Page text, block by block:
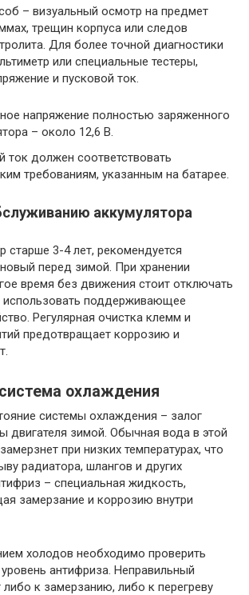
– визуальный осмотр на предмет
трещин корпуса или следов
Для более точной диагностики
или специальные тестеры,
и пусковой ток.
напряжение полностью заряженного
– около 12,6 В.
ток должен соответствовать
требованиям, указанным на батарее.
аккумулятора
старше 3-4 лет, рекомендуется
перед зимой. При хранении
время без движения стоит отключать
использовать поддерживающее
Регулярная очистка клемм и
предотвращает коррозию и
охлаждения
системы охлаждения – залог
двигателя зимой. Обычная вода в этой
при низких температурах, что
радиатора, шлангов и других
– специальная жидкость,
замерзание и коррозию внутри
холодов необходимо проверить
антифриза. Неправильный
либо к замерзанию, либо к перегреву